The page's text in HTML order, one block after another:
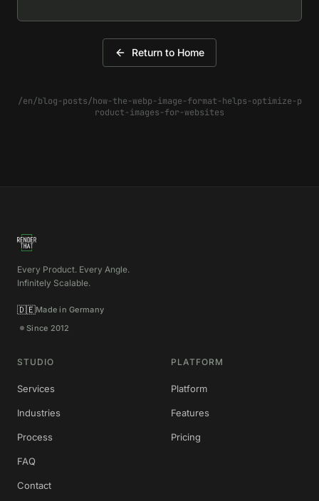
Return to Home
/en/blog-posts/how-the-webp-image-format-helps-optimize-p
roduct-images-for-websites
Every Product. Every Angle.
Infinitely Scalable.
🇩🇪Made in Germany
Since 2012
STUDIO
Services
Industries
Process
FAQ
Contact
PLATFORM
Platform
Features
Pricing